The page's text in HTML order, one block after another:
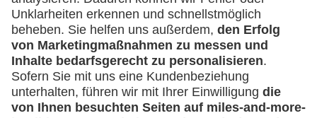
Kontakt
Mehr
Kreditkarten-Banking
miles-and-more.com